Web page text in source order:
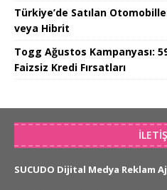
Türkiye’de Satılan
veya Hibrit
Togg Ağustos Kampanyası:
Faizsiz Kredi Fırsatları
SUCUDO Dijital Medya Reklam